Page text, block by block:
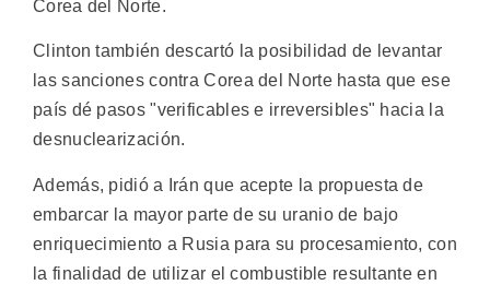
Corea del Norte.
Clinton también descartó la posibilidad de levantar
las sanciones contra Corea del Norte hasta que ese
país dé pasos "verificables e irreversibles" hacia la
desnuclearización.
Además, pidió a Irán que acepte la propuesta de
embarcar la mayor parte de su uranio de bajo
enriquecimiento a Rusia para su procesamiento, con
la finalidad de utilizar el combustible resultante en